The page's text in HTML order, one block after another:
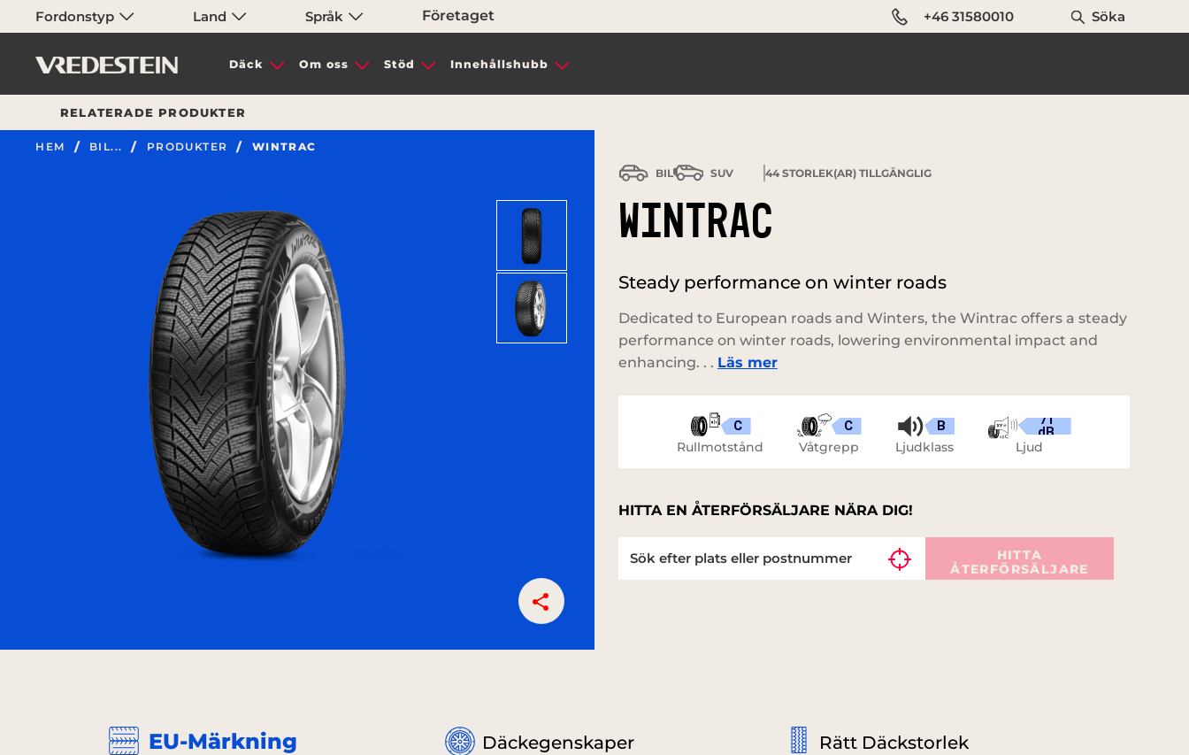
Fordonstyp Land Språk Företaget +46 31580010 Söka
Däck Om oss Stöd Innehållshubb
RELATERADE PRODUKTER
HEM BIL... PRODUKTER WINTRAC
BIL SUV 44STORLEK(AR) TILLGÄNGLIG
WINTRAC
Steady performance on winter roads
Dedicated to European roads and Winters, the Wintrac offers a steady
performance on winter roads, lowering environmental impact and
enhancing. . . Läs mer
C
Rullmotstånd
C
Våtgrepp
B
Ljudklass
71
dB
Ljud
HITTA EN ÅTERFÖRSÄLJARE NÄRA DIG!
HITTA
ÅTERFÖRSÄLJARE
EU-Märkning Däckegenskaper Rätt Däckstorlek